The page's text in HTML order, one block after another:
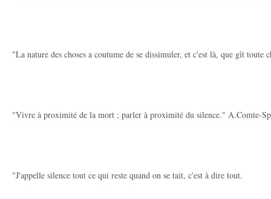
"La nature des choses a coutume de se dissimuler, et c'est là, que gît toute
"Vivre à proximité de la mort ; parler à proximité du silence." A.Comte-
"J'appelle silence tout ce qui reste quand on se tait, c'est à dire tout.